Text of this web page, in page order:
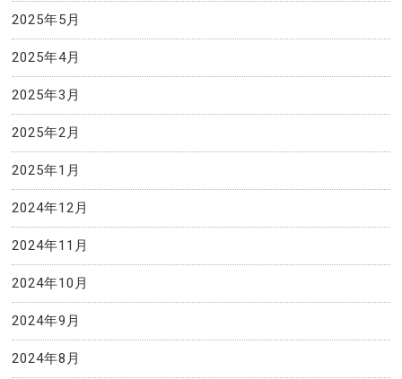
2025年5月
2025年4月
2025年3月
2025年2月
2025年1月
2024年12月
2024年11月
2024年10月
2024年9月
2024年8月